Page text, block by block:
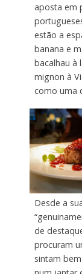
aposta em
estão a
banana e
bacalhau à
mignon à
como uma
Desde a
de
procuram
sintam